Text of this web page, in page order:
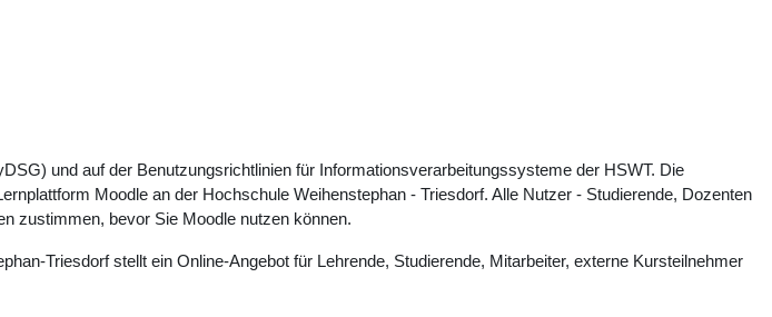
und auf der Benutzungsrichtlinien für Informationsverarbeitungssysteme der HSWT. Die
Moodle an der Hochschule Weihenstephan - Triesdorf. Alle Nutzer - Studierende, Dozenten
zustimmen, bevor Sie Moodle nutzen können.
Triesdorf stellt ein Online-Angebot für Lehrende, Studierende, Mitarbeiter, externe Kursteilnehmer